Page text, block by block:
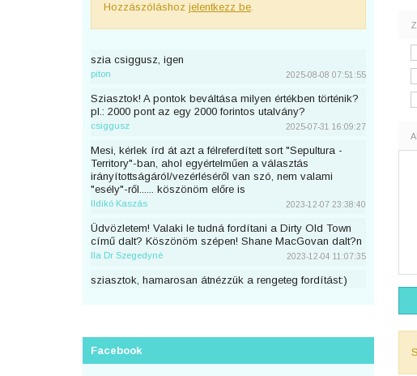
Hozzászóláshoz jelentkezz be.
szia csiggusz, igen
piton 2025-08-08 07:51:55
Sziasztok! A pontok beváltása milyen értékben történik?
pl.: 2000 pont az egy 2000 forintos utalvány?
csiggusz 2025-07-31 16:09:27
Mesi, kérlek írd át azt a félreferdített sort "Sepultura -
Territory"-ban, ahol egyértelműen a választás
irányítottságáról/vezérléséről van szó, nem valami
"esély"-ről...... köszönöm előre is
Ildikó Kaszás 2023-12-07 23:38:40
Üdvözletem! Valaki le tudná fordítani a Dirty Old Town
című dalt? Köszönöm szépen! Shane MacGovan dalt?n
Ila Dr Szegedyné 2023-12-04 11:07:35
sziasztok, hamarosan átnézzük a rengeteg fordítást:)
előtte. Át lehetne még írni a nevemre? Köszi <3
Facebook